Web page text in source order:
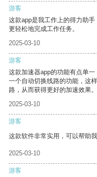
游客
这款app是我工作上的得力助
更轻松地完成工作任务。
2025-03-10
游客
这款加速器app的功能有点单
一个自动切换线路的功能，这
路，从而获得更好的加速效果。
2025-03-10
游客
这款软件非常实用，可以帮助
2025-03-10
游客